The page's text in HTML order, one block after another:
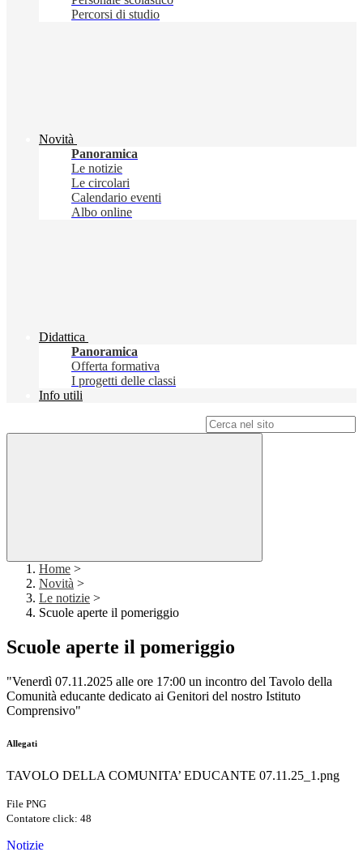
Percorsi di studio
Novità
Panoramica
Le notizie
Le circolari
Calendario eventi
Albo online
Didattica
Panoramica
Offerta formativa
I progetti delle classi
Info utili
Home >
Novità >
Le notizie >
Scuole aperte il pomeriggio
Scuole aperte il pomeriggio
"Venerdì 07.11.2025 alle ore 17:00 un incontro del Tavolo della
Comunità educante dedicato ai Genitori del nostro Istituto
Comprensivo"
Allegati
TAVOLO DELLA COMUNITA’ EDUCANTE 07.11.25_1.png
File PNG
Contatore click: 48
Notizie